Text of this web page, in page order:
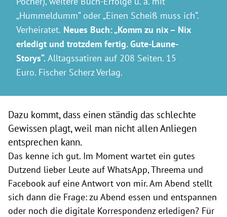
„Hummeldumm“ oder „Einen Scheiß muss ich“.
Verheiratet. Neues Buch: „Komm zu nix – Nix
erledigt und trotzdem fertig. Gute-Laune-
Storys“.Alltagssatiren auf 208 Seiten. 15
Euro. Fischer Scherz Verlag.
Dazu kommt, dass einen ständig das schlechte
Gewissen plagt, weil man nicht allen Anliegen
entsprechen kann.
Das kenne ich gut. Im Moment wartet ein gutes
Dutzend lieber Leute auf WhatsApp, Threema und
Facebook auf eine Antwort von mir. Am Abend stellt
sich dann die Frage: zu Abend essen und entspannen
oder noch die digitale Korrespondenz erledigen? Für